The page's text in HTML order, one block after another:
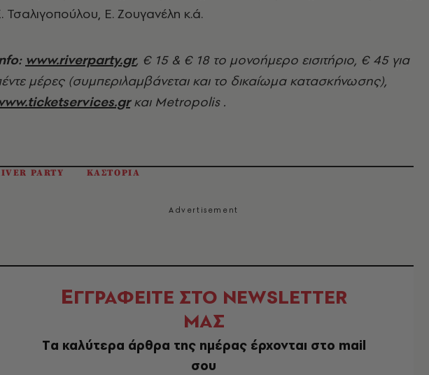
Τσαλιγοπούλου, Ε. Ζουγανέλη κ.ά.
www.riverparty.gr, € 15 & € 18 το μονοήμερο εισιτήριο, € 45 για
μέρες (συμπεριλαμβάνεται και το δικαίωμα κατασκήνωσης),
και Metropolis .
PARTY ΚΑΣΤΟΡΙΑ
ΕΓΓΡΑΦΕΙΤΕ ΣΤΟ NEWSLETTER
ΜΑΣ
Tα καλύτερα άρθρα της ημέρας έρχονται στο mail
σου